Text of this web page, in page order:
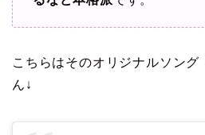
こちらはそのオリジナルソング
ん↓